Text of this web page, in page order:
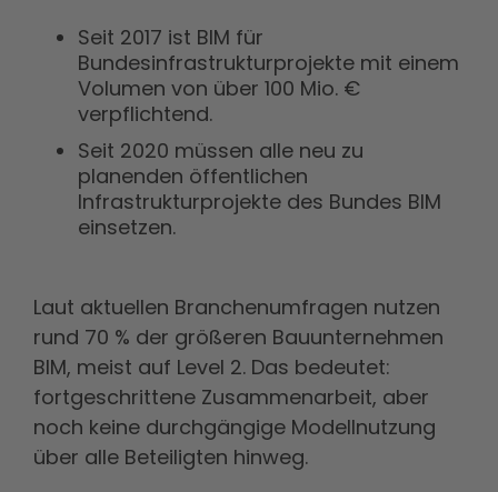
Seit 2017 ist BIM für
Bundesinfrastrukturprojekte mit einem
Volumen von über 100 Mio. €
verpflichtend.
Seit 2020 müssen alle neu zu
planenden öffentlichen
Infrastrukturprojekte des Bundes BIM
einsetzen.
Laut aktuellen Branchenumfragen nutzen
rund 70 % der größeren Bauunternehmen
BIM, meist auf Level 2. Das bedeutet:
fortgeschrittene Zusammenarbeit, aber
noch keine durchgängige Modellnutzung
über alle Beteiligten hinweg.